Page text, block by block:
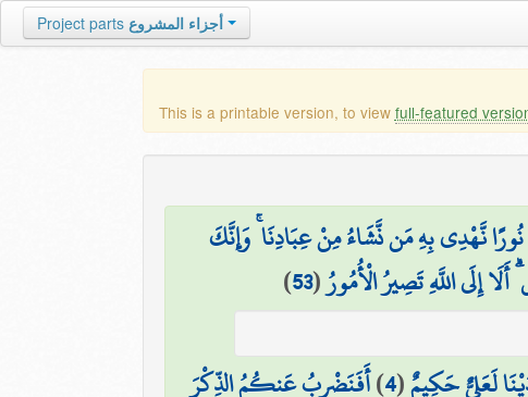
Project parts أجزاء المشروع
This is a printable version, to view full-featured
نَّهْدِي بِهِ مَن نَّشَاءُ مِنْ عِبَادِنَا ۚ وَإِنَّكَ
إِلَى اللَّهِ تَصِيرُ الْأُمُورُ(
53
)
لَعَلِيٌّ حَكِيمٌ(
4
)أَفَنَضْرِبُ عَنكُمُ الذِّكْرَ